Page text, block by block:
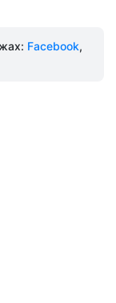
Facebook,